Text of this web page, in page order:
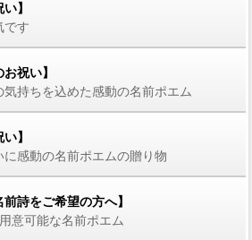
】
です
祝い】
気持ちを込めた感動の名前ポエム
】
に感動の名前ポエムの贈り物
前詩をご希望の方へ】
意可能な名前ポエム